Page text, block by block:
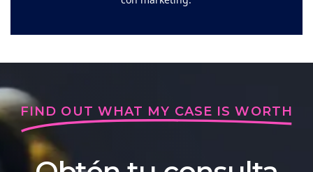
FIND OUT WHAT MY CASE IS WORTH